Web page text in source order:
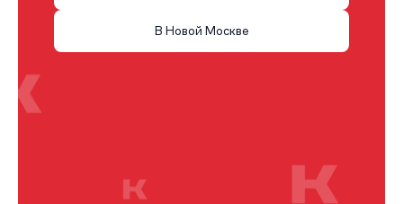
В Новой Москве